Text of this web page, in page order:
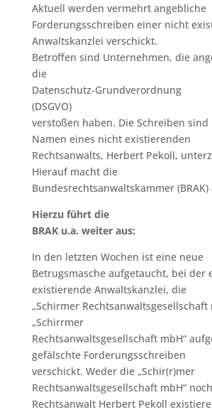
Aktuell werden vermehrt angebliche
Forderungsschreiben einer nicht
Anwaltskanzlei verschickt.
Betroffen sind Unternehmen, die
die
Datenschutz-Grundverordnung
(DSGVO)
verstoßen haben. Die Schreiben sind
Namen eines nicht existierenden
Rechtsanwalts, Herbert Pekoll,
Hierauf macht die
Bundesrechtsanwaltskammer
Hierzu führt die
BRAK u.a. weiter aus:
In den letzten Wochen ist eine neue
Betrugsmasche aufgetaucht, bei der
existierende Anwaltskanzlei, die
„Schirmer Rechtsanwaltsgesellschaft
„Schirrmer
Rechtsanwaltsgesellschaft mbH“
gefälschte Forderungsschreiben
verschickt. Weder die „Schir(r)mer
Rechtsanwaltsgesellschaft mbH“
Rechtsanwalt Herbert Pekoll